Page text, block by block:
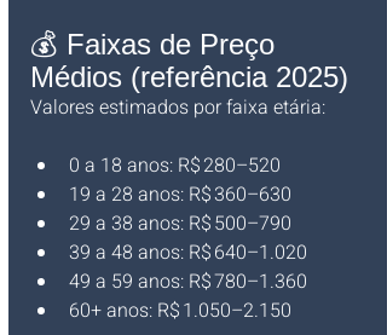
💰 Faixas de Preço
Médios (referência 2025)
Valores estimados por faixa etária:
0 a 18 anos: R$ 280–520
19 a 28 anos: R$ 360–630
29 a 38 anos: R$ 500–790
39 a 48 anos: R$ 640–1.020
49 a 59 anos: R$ 780–1.360
60+ anos: R$ 1.050–2.150